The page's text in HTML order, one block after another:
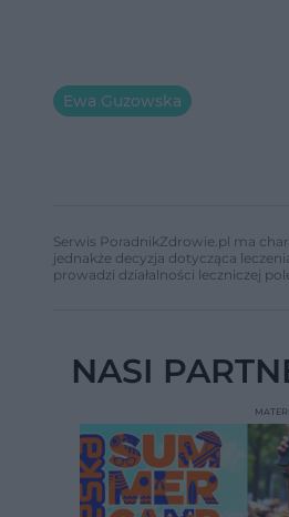
Ewa Guzowska
Serwis PoradnikZdrowie.pl ma
jednakże decyzja dotycząca
prowadzi działalności leczniczej
NASI